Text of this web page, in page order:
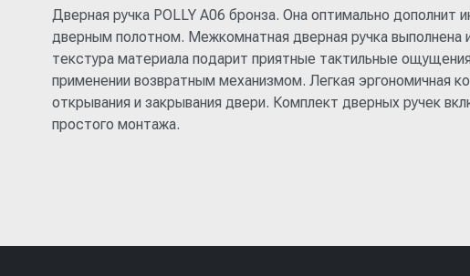
Дверная ручка POLLY A06 бронза. Она оптимально
дверным полотном. Межкомнатная дверная ручка выполнена
текстура материала подарит приятные тактильные
применении возвратным механизмом. Легкая эргономичная
открывания и закрывания двери. Комплект дверных ручек
простого монтажа.